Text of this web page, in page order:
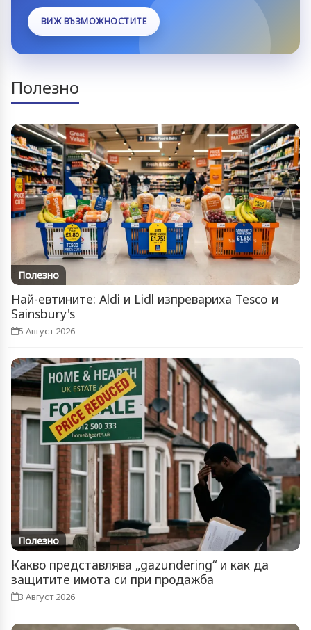
ВИЖ ВЪЗМОЖНОСТИТЕ
Полезно
Полезно
Най-евтините: Aldi и Lidl изпревариха Tesco и
Sainsbury's
5 Август 2026
Полезно
Какво представлява „gazundering“ и как да
защитите имота си при продажба
3 Август 2026